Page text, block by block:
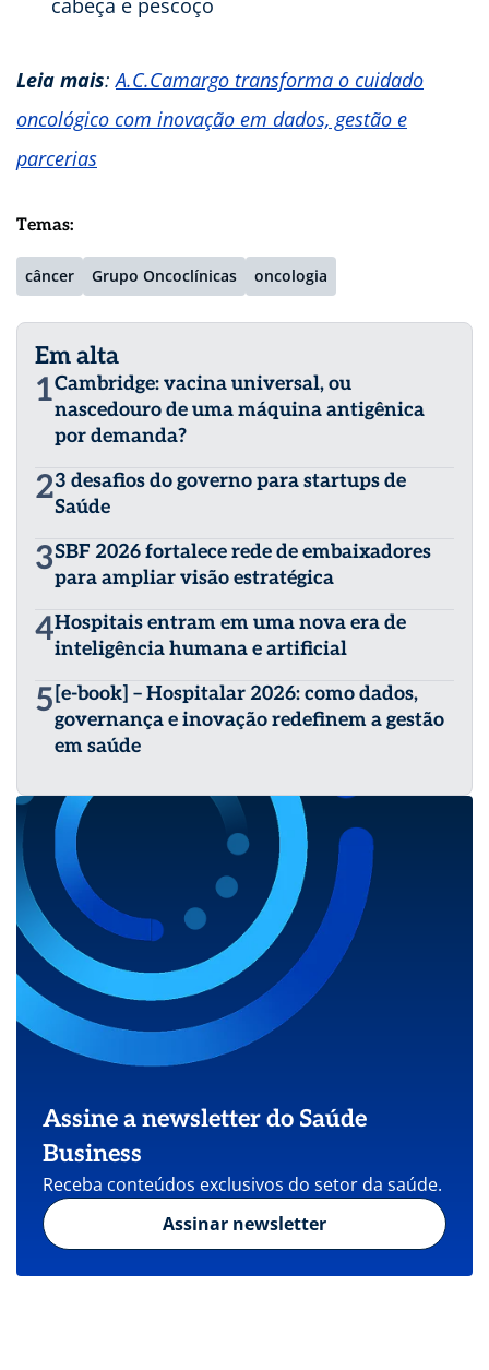
cabeça e pescoço
Leia mais:A.C.Camargo transforma o cuidado
oncológico com inovação em dados, gestão e
parcerias
Temas:
câncer Grupo Oncoclínicas oncologia
Em alta
1Cambridge: vacina universal, ou
nascedouro de uma máquina antigênica
por demanda?
23 desafios do governo para startups de
Saúde
3SBF 2026 fortalece rede de embaixadores
para ampliar visão estratégica
4Hospitais entram em uma nova era de
inteligência humana e artificial
5 [e-book] – Hospitalar 2026: como dados,
governança e inovação redefinem a gestão
em saúde
Assine a newsletter do Saúde
Business
Receba conteúdos exclusivos do setor da saúde.
Assinar newsletter